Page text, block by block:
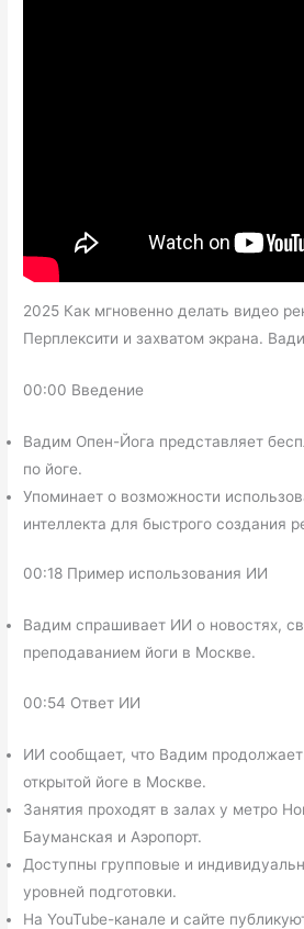
2025 Как мгновенно делать видео
Перплексити и захватом экрана.
00:00 Введение
Вадим Опен-Йога представляет
по йоге.
Упоминает о возможности
интеллекта для быстрого создания
00:18 Пример использования ИИ
Вадим спрашивает ИИ о новостях,
преподаванием йоги в Москве.
00:54 Ответ ИИ
ИИ сообщает, что Вадим продолжает
открытой йоге в Москве.
Занятия проходят в залах у метро
Бауманская и Аэропорт.
Доступны групповые и
уровней подготовки.
На YouTube-канале и сайте